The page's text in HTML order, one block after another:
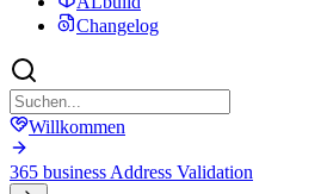
Changelog
Willkommen
365 business Address Validation